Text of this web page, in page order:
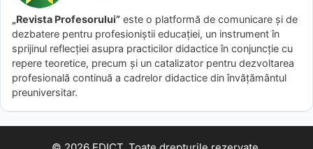
„Revista Profesorului” este o platformă de comunicare și de
dezbatere pentru profesioniștii educației, un instrument în
sprijinul reflecției asupra practicilor didactice în conjuncție cu
repere teoretice, precum și un catalizator pentru dezvoltarea
profesională continuă a cadrelor didactice din învățământul
preuniversitar.